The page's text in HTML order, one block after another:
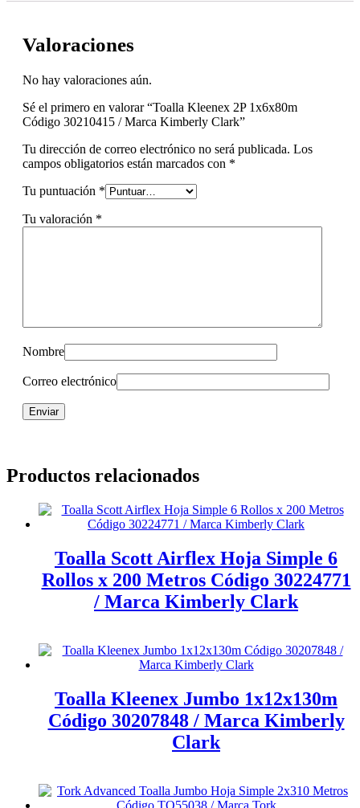
Valoraciones
No hay valoraciones aún.
Sé el primero en valorar “Toalla Kleenex 2P 1x6x80m
Código 30210415 / Marca Kimberly Clark”
Tu dirección de correo electrónico no será publicada. Los
campos obligatorios están marcados con *
Tu puntuación *
Tu valoración *
Nombre
Correo electrónico
Productos relacionados
Toalla Scott Airflex Hoja Simple 6
Rollos x 200 Metros Código 30224771
/ Marca Kimberly Clark
Toalla Kleenex Jumbo 1x12x130m
Código 30207848 / Marca Kimberly
Clark